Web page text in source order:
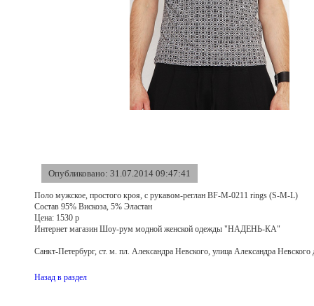
Опубликовано: 31.07.2014 09:47:41
Поло мужское, простого кроя, с рукавом-реглан BF-M-0211 rings (S-M-L)
Состав 95% Вискоза, 5% Эластан
Цена: 1530 р
Интернет магазин Шоу-рум модной женской одежды "НАДЕНЬ-КА"
Санкт-Петербург, ст. м. пл. Александра Невского, улица Александра
Назад в раздел